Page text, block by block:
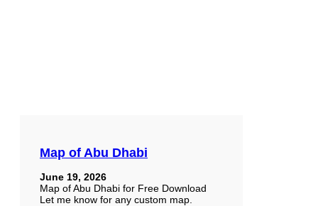
Map of Abu Dhabi
June 19, 2026
Map of Abu Dhabi for Free Download
Let me know for any custom map.